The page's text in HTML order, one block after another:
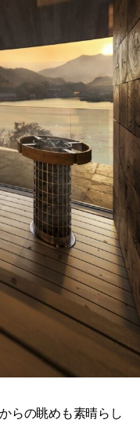
らの眺めも素晴らし